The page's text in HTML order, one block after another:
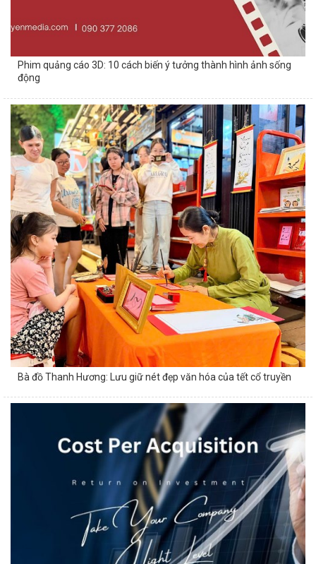
Phim quảng cáo 3D: 10 cách biến ý tưởng thành hình ảnh sống
động
Bà đồ Thanh Hương: Lưu giữ nét đẹp văn hóa của tết cổ truyền